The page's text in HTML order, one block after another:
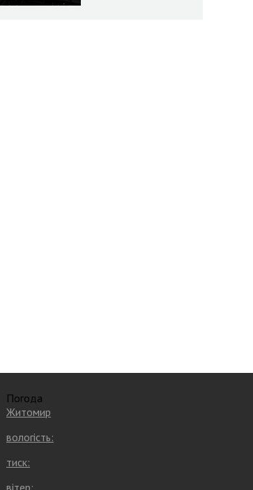
Погода
Житомир
вологість:
тиск:
вітер: